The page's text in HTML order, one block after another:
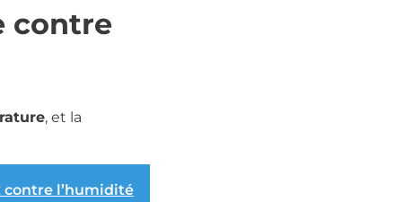
contre
, et la
l’humidité